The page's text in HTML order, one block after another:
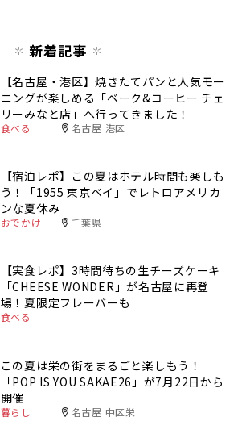
新着記事
【名古屋・港区】焼きたてパンと人気モー
ニングが楽しめる「ベーク&コーヒー チェ
リーみなと店」へ行ってきました！
食べる 名古屋 港区
【宿泊レポ】この夏はホテル時間も楽しも
う！「1955 東京ベイ」でレトロアメリカ
ンな夏休み
おでかけ 千葉県
【実食レポ】3時間待ちの生チーズケーキ
「CHEESE WONDER」が名古屋に再登
場！夏限定フレーバーも
食べる
この夏は栄の街をまるごと楽しもう！
「POP IS YOU SAKAE26」が7月22日から
開催
暮らし 名古屋 中区栄